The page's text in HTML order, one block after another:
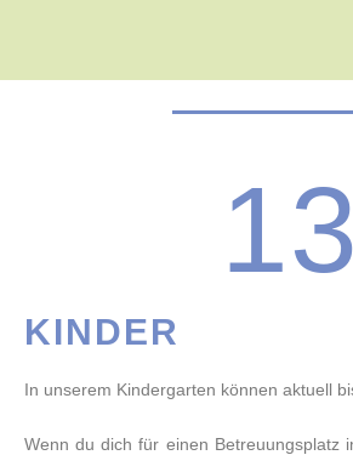
KINDER
In unserem Kindergarten können aktuell
Wenn du dich für einen Betreuungsplatz